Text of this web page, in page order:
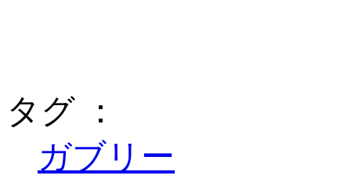
タグ ：
ガブリー